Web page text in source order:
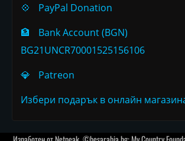
💠
PayPal Donation
🏦
Bank Account (BGN)
BG21UNCR70001525156106
💎
Patreon
Избери подарък в онлайн